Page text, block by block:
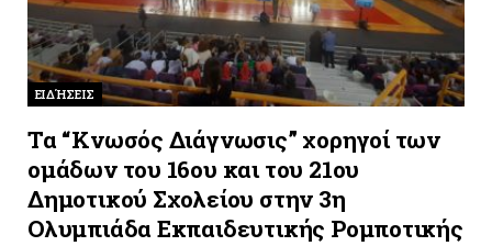
ΕΙΔΉΣΕΙΣ
Τα “Κνωσός Διάγνωσις” χορηγοί των
ομάδων του 16ου και του 21ου
Δημοτικού Σχολείου στην 3η
Ολυμπιάδα Εκπαιδευτικής Ρομποτικής